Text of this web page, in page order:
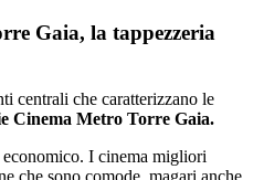
Gaia, la tappezzeria
centrali che caratterizzano le
Cinema Metro Torre Gaia.
I cinema migliori